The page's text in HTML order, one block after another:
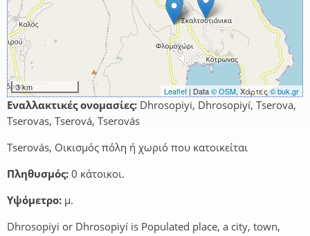
3 km Leaflet | Data© OSM, Χάρτες © buk.gr
Εναλλακτικές ονομασίες: Dhrosopiyi, Dhrosopiyí, Tserova,
Tserovas, Tserová, Tserovás
Tserovás, Οικισμός πόλη ή χωριό που κατοικείται
Πληθυσμός: 0 κάτοικοι.
Υψόμετρο: μ.
Dhrosopiyi or Dhrosopiyí is Populated place, a city, town,